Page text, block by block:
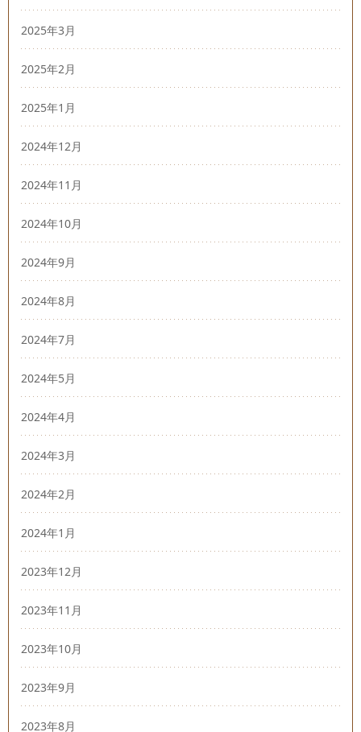
2025年3月
2025年2月
2025年1月
2024年12月
2024年11月
2024年10月
2024年9月
2024年8月
2024年7月
2024年5月
2024年4月
2024年3月
2024年2月
2024年1月
2023年12月
2023年11月
2023年10月
2023年9月
2023年8月